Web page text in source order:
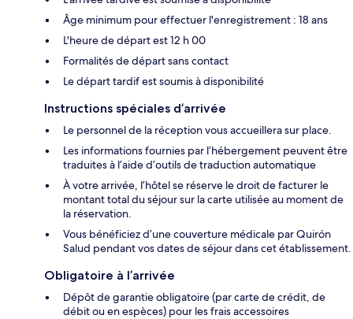
Âge minimum pour effectuer l'enregistrement : 18 ans
L'heure de départ est 12 h 00
Formalités de départ sans contact
Le départ tardif est soumis à disponibilité
Instructions spéciales d’arrivée
Le personnel de la réception vous accueillera sur place.
Les informations fournies par l’hébergement peuvent être
traduites à l’aide d’outils de traduction automatique
À votre arrivée, l’hôtel se réserve le droit de facturer le
montant total du séjour sur la carte utilisée au moment de
la réservation.
Vous bénéficiez d’une couverture médicale par Quirón
Salud pendant vos dates de séjour dans cet établissement.
Obligatoire à l’arrivée
Dépôt de garantie obligatoire (par carte de crédit, de
débit ou en espèces) pour les frais accessoires